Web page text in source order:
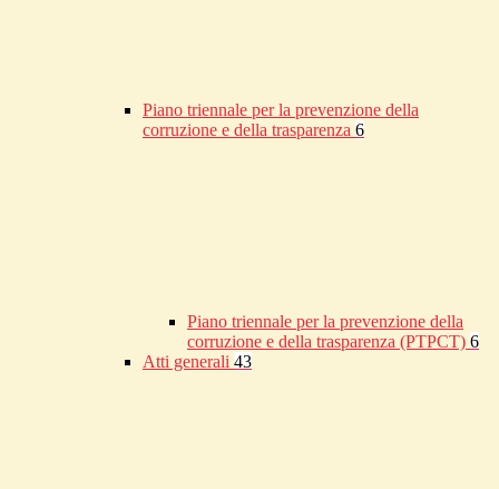
Piano triennale per la prevenzione della
corruzione e della trasparenza 6
Piano triennale per la prevenzione della
corruzione e della trasparenza (PTPCT) 6
Atti generali 43